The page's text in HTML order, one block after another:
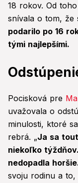
18 rokov. Od
snívala o tom, že
podarilo po 16
tými najlepšími.
Pocisková pre
uvažovala o
minulosti, ktoré
rebrá. „Ja sa
niekoľko
nedopadla
svoju rodinu a to,